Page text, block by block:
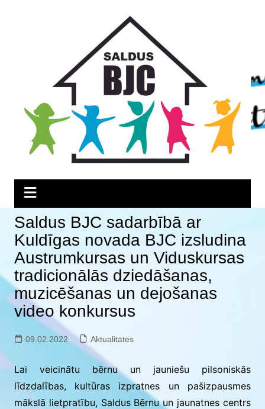
Saldus BJC sadarbībā ar
Kuldīgas novada BJC izsludina
Austrumkursas un Viduskursas
tradicionālās dziedāšanas,
muzicēšanas un dejošanas
video konkursus
09.02.2022 Aktualitātes
Lai veicinātu bērnu un jauniešu pilsoniskās
līdzdalības, kultūras izpratnes un pašizpausmes
mākslā lietpratību, Saldus Bērnu un jaunatnes centrs